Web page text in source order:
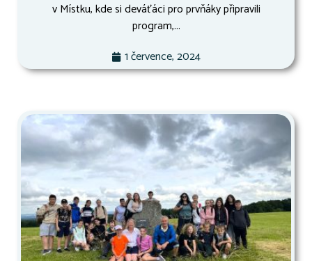
v Místku, kde si deváťáci pro prvňáky připravili
program,...
1 července, 2024